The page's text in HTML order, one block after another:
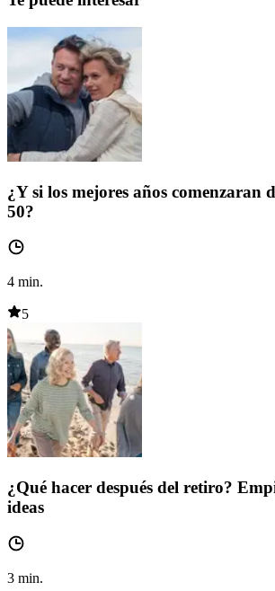
¿Y si los mejores años comenzaran
50?
4 min.
5
¿Qué hacer después del retiro?
ideas
3 min.